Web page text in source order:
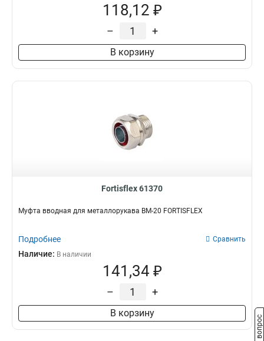
118,12 ₽
– +
В корзину
Fortisflex 61370
Муфта вводная для металлорукава ВМ-20 FORTISFLEX
Подробнее Сравнить
Наличие: В наличии
141,34 ₽
– +
В корзину